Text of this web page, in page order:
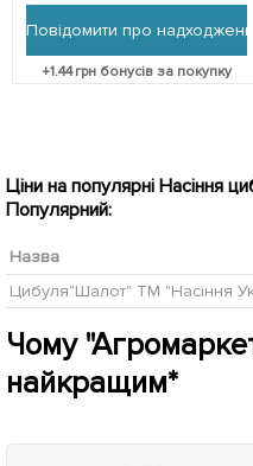
Повідомити про надходження
+1.44грн бонусів за покупку
Ціни на популярні Насіння
Популярний:
Назва
Цибуля"Шалот" ТМ "Насіння
Чому
найкращим*